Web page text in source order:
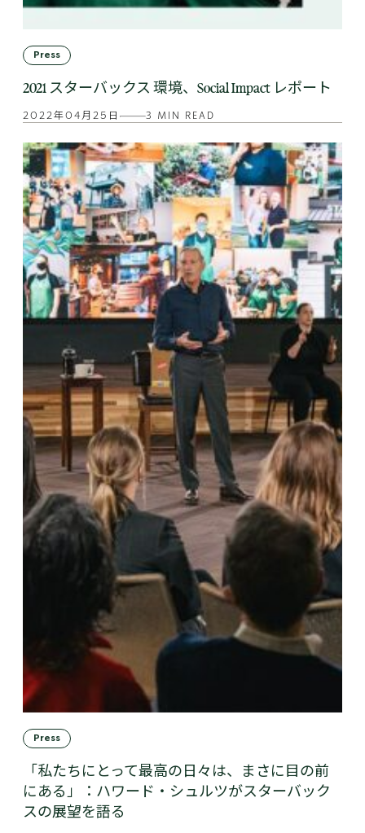
Press
2021 スターバックス 環境、Social Impact レポート
2022年04月25日 3 MIN READ
Press
「私たちにとって最高の日々は、まさに目の前
にある」：ハワード・シュルツがスターバック
スの展望を語る